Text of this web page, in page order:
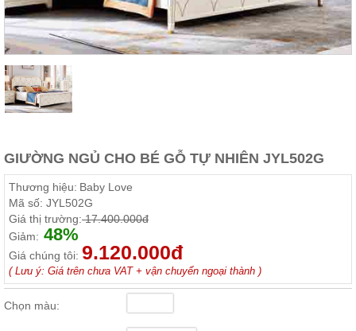
Thất
Phòng
Khách
tủ
rượu,
Bàn
trà...
Thất
Phòng
Ngủ
Giường
ngủ, tủ
áo, bàn
trang
điểm
Nội
Thất
GIƯỜNG NGỦ CHO BÉ GỖ TỰ NHIÊN JYL502G
Thương hiệu: Baby Love
Mã số: JYL502G
Giá thị trường:17.400.000đ
Giảm: 48%
Giá chúng tôi: 9.120.000đ
( Lưu ý: Giá trên chưa VAT + vận chuyển ngoại thành )
Chọn màu: